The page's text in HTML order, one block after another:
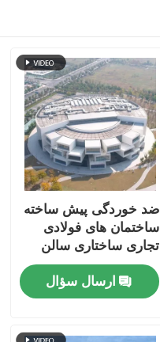
ضد خوردگی پیش ساخته
ساختمان های فولادی
تجاری ساختاری سالن
نمایشگاه
ارسال سؤال